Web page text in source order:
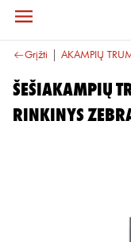
GrįžtiŠEŠIAKAMPIŲ
ŠEŠIAKAMPIŲ
RINKINYS